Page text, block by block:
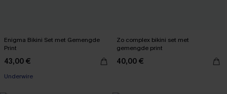
Enigma Bikini Set met Gemengde
Print
43,00 €
Underwire
Zo complex bikini set met
gemengde print
40,00 €